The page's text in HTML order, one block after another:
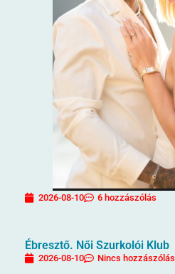
2026-08-10 6 hozzászólás
Ébresztő. Női Szurkolói Klub
2026-08-10 Nincs hozzászólás